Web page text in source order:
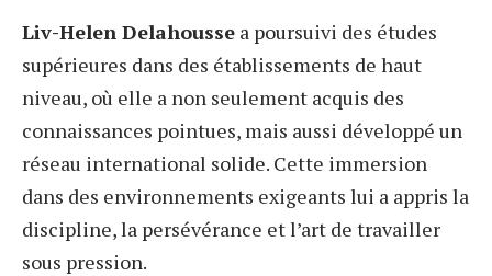
Liv-Helen Delahousse a poursuivi des études
supérieures dans des établissements de haut
niveau, où elle a non seulement acquis des
connaissances pointues, mais aussi développé un
réseau international solide. Cette immersion
dans des environnements exigeants lui a appris la
discipline, la persévérance et l’art de travailler
sous pression.